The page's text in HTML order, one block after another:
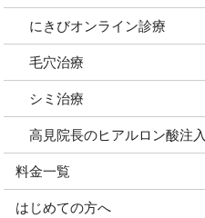
にきびオンライン診療
毛穴治療
シミ治療
高見院長のヒアルロン酸注入
料金一覧
はじめての方へ